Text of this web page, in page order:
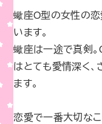
蠍座O型の女性の
います。
蠍座は一途で真剣。
はとても愛情深く
ます。
恋愛で一番大切な